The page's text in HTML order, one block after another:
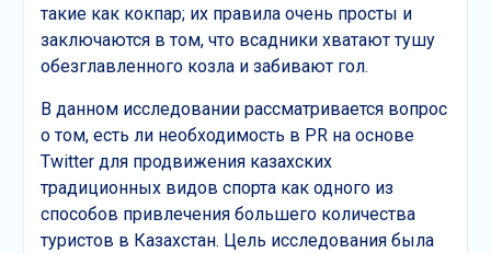
такие как кокпар; их правила очень просты и
заключаются в том, что всадники хватают тушу
обезглавленного козла и забивают гол.
В данном исследовании рассматривается вопрос
о том, есть ли необходимость в PR на основе
Twitter для продвижения казахских
традиционных видов спорта как одного из
способов привлечения большего количества
туристов в Казахстан. Цель исследования была